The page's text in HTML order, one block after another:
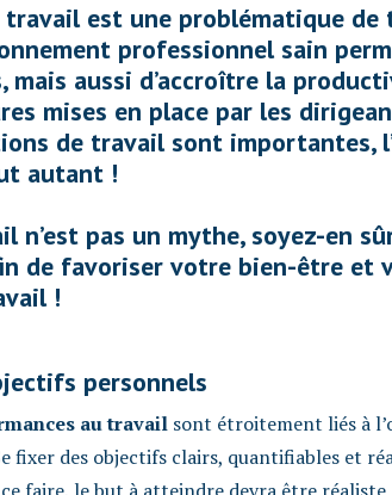
est une problématique de
professionnel sain
mais aussi d’accroître la
mises en place par les
de travail sont importantes,
autant !
n’est pas un mythe, soyez-en
de favoriser votre bien-être et
!
personnels
au travail sont étroitement liés à
fixer des objectifs clairs, quantifiables et